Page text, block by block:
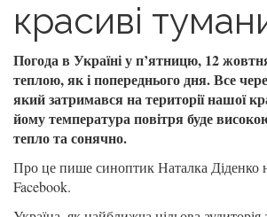
красиві
Погода в Україні у п’ятницю, 12
теплою, як і попереднього дня. Все
який затримався на території нашої
йому температура повітря буде
тепло та сонячно.
Про це пише синоптик Наталка Діденко
Facebook.